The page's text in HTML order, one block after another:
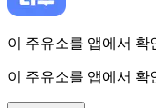
이 주유소를 앱에서 확
이 주유소를 앱에서 확